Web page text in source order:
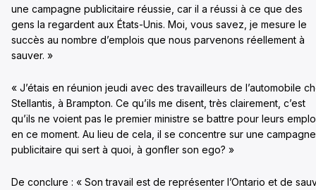
une campagne publicitaire réussie, car il a réussi à ce que des
gens la regardent aux États-Unis. Moi, vous savez, je mesure le
succès au nombre d’emplois que nous parvenons réellement à
sauver. »
« J’étais en réunion jeudi avec des travailleurs de l’automobile
Stellantis, à Brampton. Ce qu’ils me disent, très clairement, c’est
qu’ils ne voient pas le premier ministre se battre pour leurs
en ce moment. Au lieu de cela, il se concentre sur une campagne
publicitaire qui sert à quoi, à gonfler son ego? »
De conclure : « Son travail est de représenter l’Ontario et de